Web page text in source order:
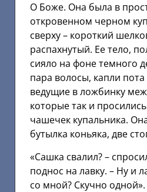
О Боже. Она была в
откровенном черном
сверху – короткий
распахнутый. Ее тело,
сияло на фоне темного
пара волосы, капли
ведущие в ложбинку
которые так и
чашечек купальника.
бутылка коньяка, две
«Сашка свалил? –
поднос на лавку. – Ну и
со мной? Скучно одной».